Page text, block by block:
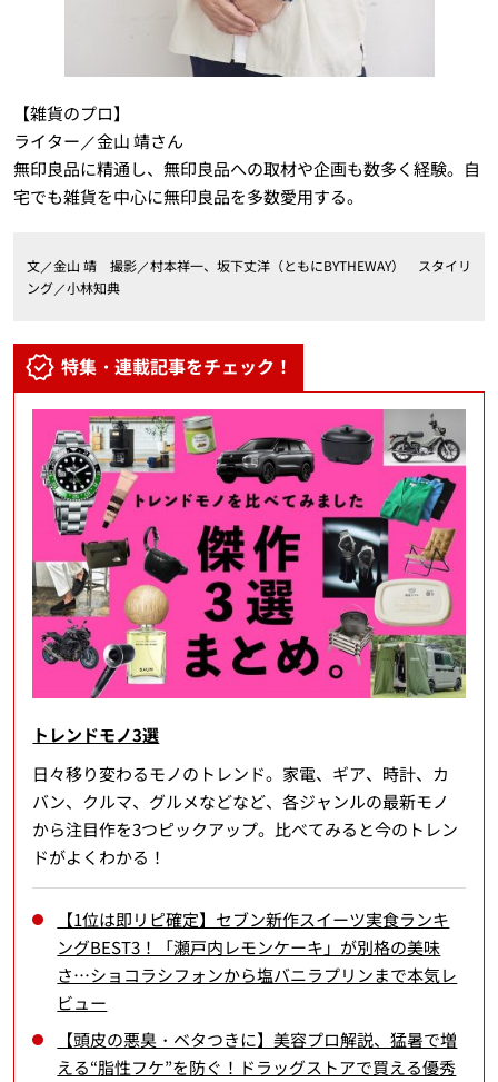
【雑貨のプロ】
ライター／金山 靖さん
無印良品に精通し、無印良品への取材や企画も数多く経験。自
宅でも雑貨を中心に無印良品を多数愛用する。
文／金山 靖 撮影／村本祥一、坂下丈洋（ともにBYTHEWAY） スタイリ
ング／小林知典
特集・連載記事をチェック！
トレンドモノ3選
日々移り変わるモノのトレンド。家電、ギア、時計、カ
バン、クルマ、グルメなどなど、各ジャンルの最新モノ
から注目作を3つピックアップ。比べてみると今のトレン
ドがよくわかる！
【1位は即リピ確定】セブン新作スイーツ実食ランキ
ングBEST3！「瀬戸内レモンケーキ」が別格の美味
さ…ショコラシフォンから塩バニラプリンまで本気レ
ビュー
【頭皮の悪臭・ベタつきに】美容プロ解説、猛暑で増
える“脂性フケ”を防ぐ！ドラッグストアで買える優秀